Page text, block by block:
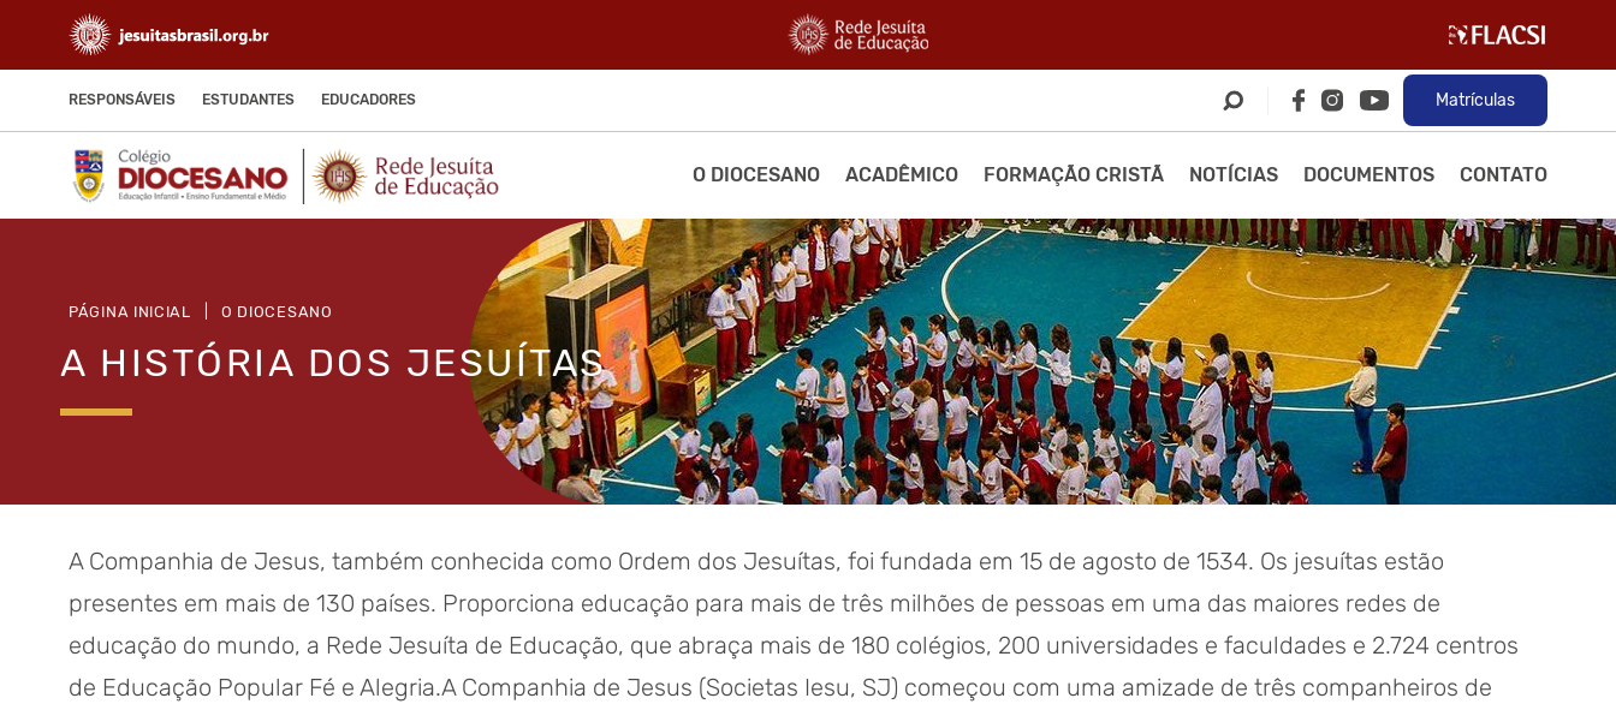
RESPONSÁVEIS ESTUDANTES EDUCADORES Matrículas
O DIOCESANO ACADÊMICO FORMAÇÃO CRISTÃ NOTÍCIAS DOCUMENTOS CONTATO
PÁGINA INICIAL O DIOCESANO
A HISTÓRIA DOS JESUÍTAS
A Companhia de Jesus, também conhecida como Ordem dos Jesuítas, foi fundada em 15 de agosto de 1534. Os jesuítas estão
presentes em mais de 130 países. Proporciona educação para mais de três milhões de pessoas em uma das maiores redes de
educação do mundo, a Rede Jesuíta de Educação, que abraça mais de 180 colégios, 200 universidades e faculdades e 2.724 centros
de Educação Popular Fé e Alegria.A Companhia de Jesus (Societas Iesu, SJ) começou com uma amizade de três companheiros de